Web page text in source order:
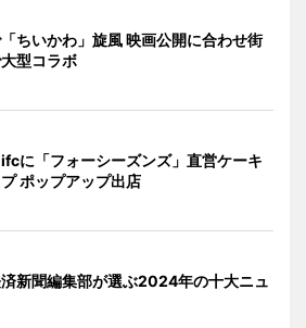
ちいかわ」旋風 映画公開に合わせ街
型コラボ
に「フォーシーズンズ」直営ケーキ
ポップアップ出店
新聞編集部が選ぶ2024年の十大ニュ